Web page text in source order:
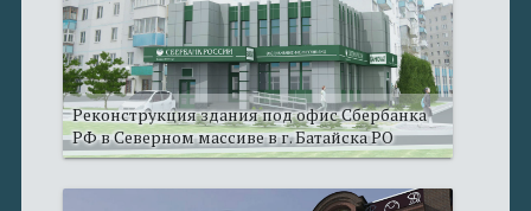
Реконструкция здания под офис Сбербанка
РФ в Северном массиве в г. Батайска РО